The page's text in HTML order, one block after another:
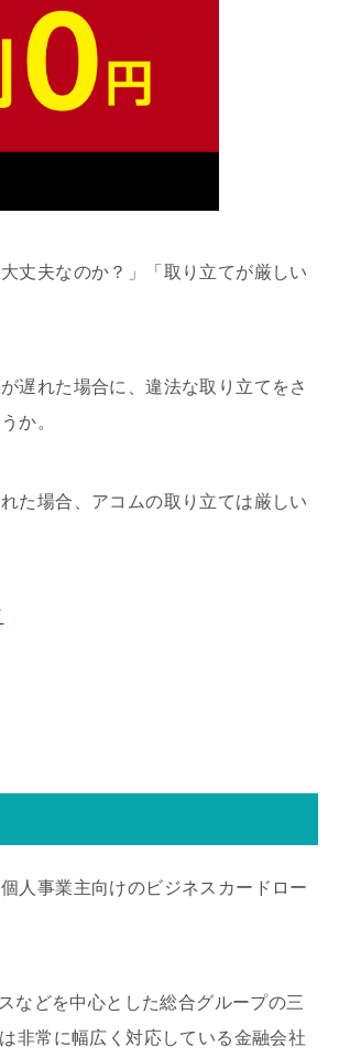
丈夫なのか？」「取り立てが厳しい
遅れた場合に、違法な取り立てをさ
か。
た場合、アコムの取り立ては厳しい
人事業主向けのビジネスカードロー
などを中心とした総合グループの三
非常に幅広く対応している金融会社